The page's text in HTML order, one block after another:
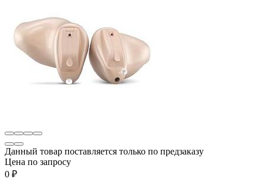
Данный товар поставляется только по предзаказу
Цена по запросу
0 ₽